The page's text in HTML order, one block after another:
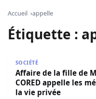
Accueil appelle
Étiquette :
SOCIÉTÉ
Affaire de la fille de
CORED appelle les
la vie privée